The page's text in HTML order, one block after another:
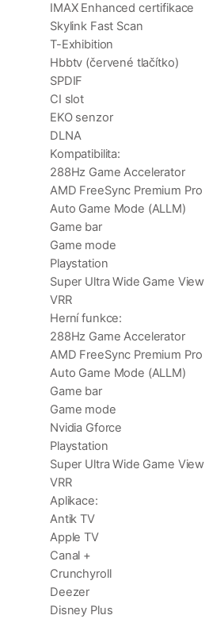
IMAX Enhanced certifikace
Skylink Fast Scan
T-Exhibition
Hbbtv (červené tlačítko)
SPDIF
CI slot
EKO senzor
DLNA
Kompatibilita:
288Hz Game Accelerator
AMD FreeSync Premium Pro
Auto Game Mode (ALLM)
Game bar
Game mode
Playstation
Super Ultra Wide Game View
VRR
Herní funkce:
288Hz Game Accelerator
AMD FreeSync Premium Pro
Auto Game Mode (ALLM)
Game bar
Game mode
Nvidia Gforce
Playstation
Super Ultra Wide Game View
VRR
Aplikace:
Antik TV
Apple TV
Canal +
Crunchyroll
Deezer
Disney Plus